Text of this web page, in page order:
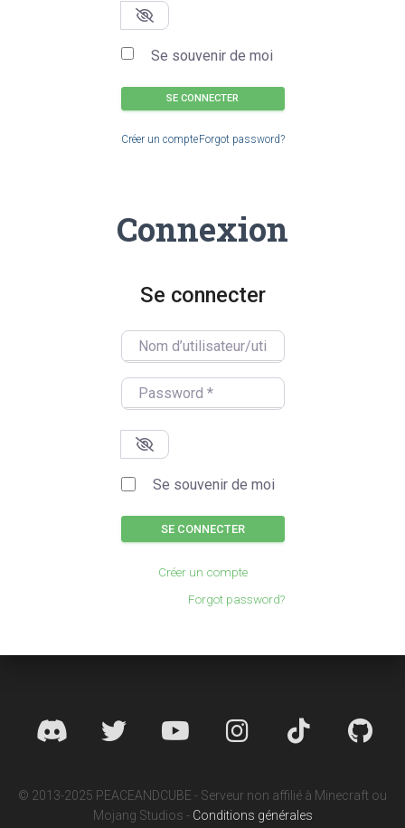
Se souvenir de moi
SE CONNECTER
Créer un compteForgot password?
Connexion
Se connecter
Nom d’utilisateur/utilisatrice
Password
Se souvenir de moi
SE CONNECTER
Créer un compte
Forgot password?
© 2013-2025 PEACEANDCUBE - Serveur non affilié à Minecraft ou
Mojang Studios - Conditions générales